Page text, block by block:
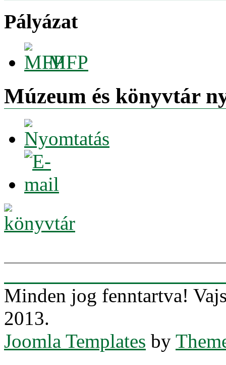
Pályázat
MFP
Múzeum és könyvtár
Minden jog fenntartva!
2013.
Joomla Templates by